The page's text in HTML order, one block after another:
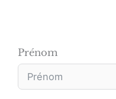
Prénom